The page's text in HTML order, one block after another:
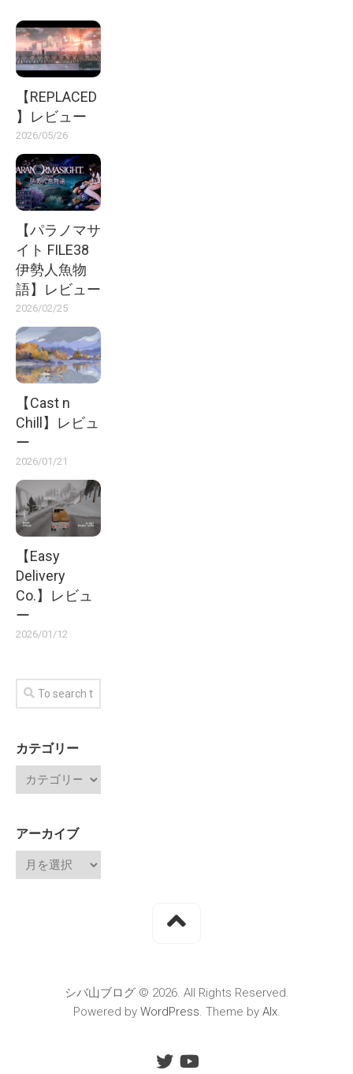
【REPLACED
】レビュー
2026/05/26
【パラノマサ
イト FILE38
伊勢人魚物
語】レビュー
2026/02/25
【Cast n
Chill】レビュ
ー
2026/01/21
【Easy
Delivery
Co.】レビュ
ー
2026/01/12
カテゴリー
アーカイブ
シバ山ブログ © 2026. All Rights Reserved.
Powered by WordPress. Theme by Alx.